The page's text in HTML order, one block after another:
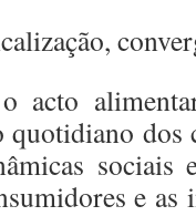
acto
dos
sociais
e as